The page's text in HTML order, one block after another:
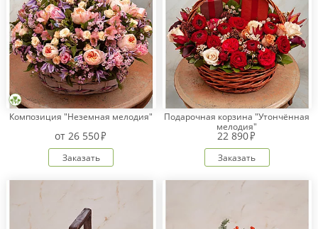
Композиция "Неземная мелодия"
от 26 550
Заказать
Подарочная корзина "Утончённая
мелодия"
22 890
Заказать